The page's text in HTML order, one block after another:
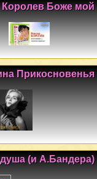
Королев Боже мой
Прикосновенья
(и А.Бандера)